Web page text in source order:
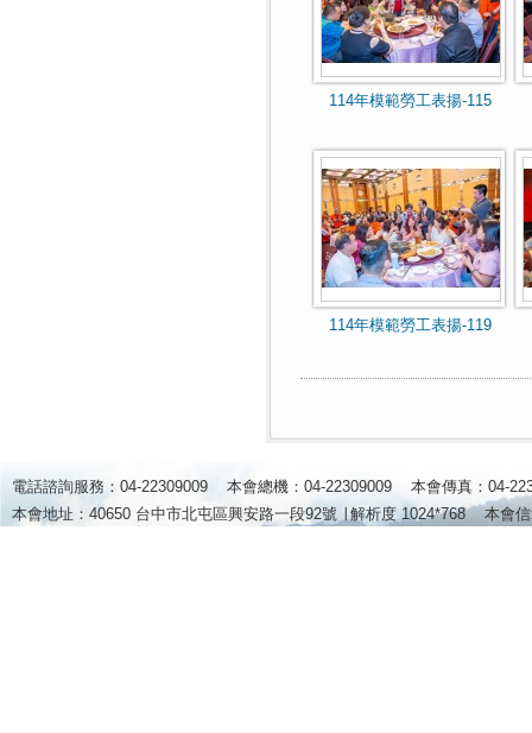
114年模範勞工表揚-115
114年模範勞工表揚-119
電話諮詢服務：04-22309009 本會總機：04-22309009 本會傳真：04-
本會地址：40650 台中市北屯區興安路一段92號 ∣解析度 1024*768本會信